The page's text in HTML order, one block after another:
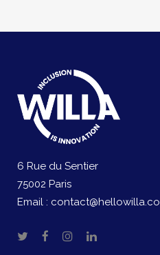
6 Rue du Sentier
75002 Paris
Email : contact@hellowilla.co